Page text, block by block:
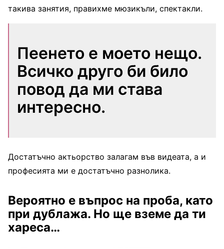
такива занятия, правихме мюзикъли, спектакли.
Пеенето е моето нещо.
Всичко друго би било
повод да ми става
интересно.
Достатъчно актьорство залагам във видеата, а и
професията ми е достатъчно разнолика.
Вероятно е въпрос на проба, като
при дублажа. Но ще вземе да ти
хареса…